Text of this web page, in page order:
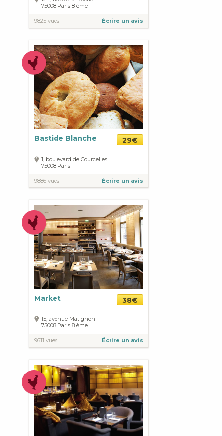
75008 Paris 8 ème
9825 vues Écrire un avis
Bastide Blanche 29€
1, boulevard de Courcelles
75008 Paris
9886 vues Écrire un avis
Market 38€
15, avenue Matignon
75008 Paris 8 ème
9611 vues Écrire un avis